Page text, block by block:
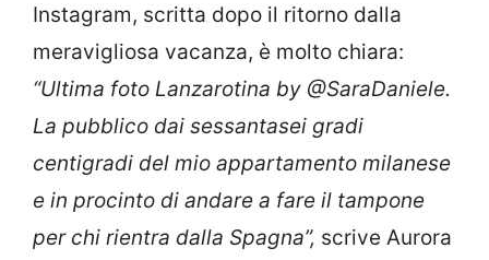
Instagram, scritta dopo il ritorno dalla
meravigliosa vacanza, è molto chiara:
“Ultima foto Lanzarotina by @SaraDaniele.
La pubblico dai sessantasei gradi
centigradi del mio appartamento milanese
e in procinto di andare a fare il tampone
per chi rientra dalla Spagna”, scrive Aurora